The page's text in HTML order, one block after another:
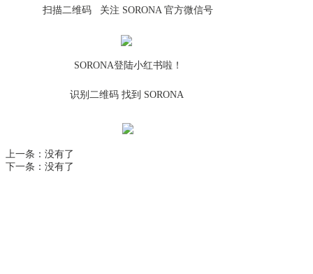
扫描二维码 关注 SORONA 官方微信号
SORONA登陆小红书啦！
识别二维码 找到 SORONA
上一条： 没有了
下一条： 没有了